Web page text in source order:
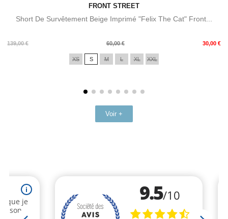
FRONT STREET
Short De Survêtement Beige Imprimé "Felix The Cat" Front...
139,00 €
Prix
60,00 € 30,00 €
Prix
XS S M L XL XXL
Voir +